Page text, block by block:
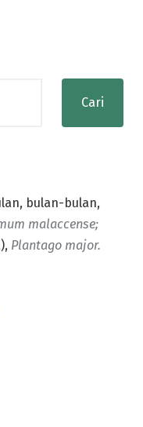
bulan-bulan,
malaccense;
Plantago major.